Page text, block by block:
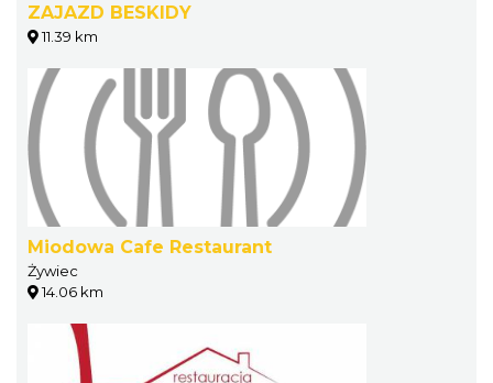
ZAJAZD BESKIDY
11.39 km
Miodowa Cafe Restaurant
Żywiec
14.06 km